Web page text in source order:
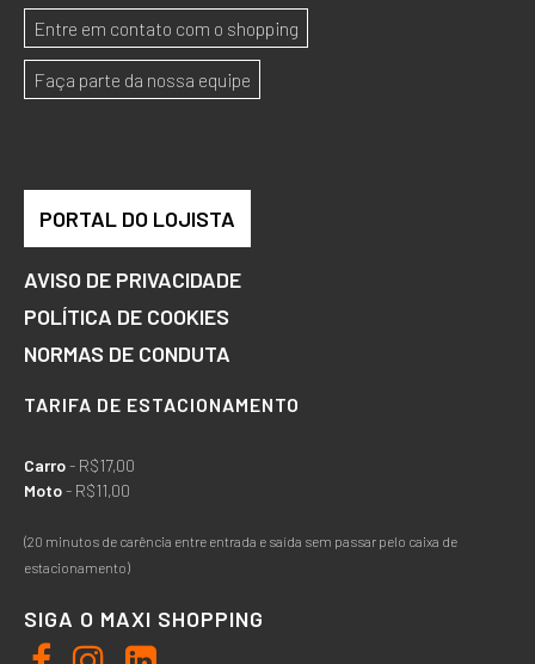
Entre em contato com o shopping
Faça parte da nossa equipe
PORTAL DO LOJISTA
AVISO DE PRIVACIDADE
POLÍTICA DE COOKIES
NORMAS DE CONDUTA
TARIFA DE ESTACIONAMENTO
Carro- R$17,00
Moto- R$11,00
(20 minutos de carência entre entrada e saída sem passar pelo caixa de
estacionamento)
SIGA O MAXI SHOPPING